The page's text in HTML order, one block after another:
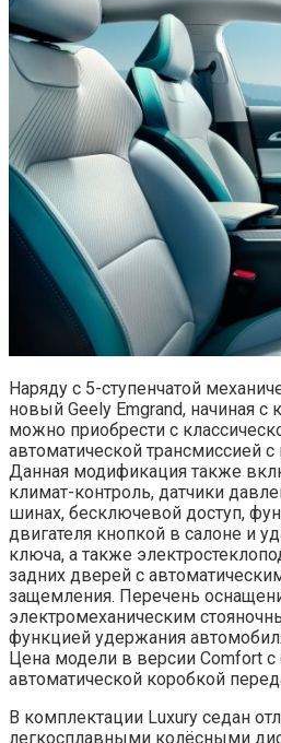
Наряду с 5-ступенчатой
новый Geely Emgrand, начиная с
можно приобрести с
автоматической трансмиссией
Данная модификация также
климат-контроль, датчики
шинах, бесключевой доступ,
двигателя кнопкой в салоне и
ключа, а также
задних дверей с
защемления. Перечень
электромеханическим
функцией удержания
Цена модели в версии Comfort с
автоматической коробкой
В комплектации Luxury седан
легкосплавными колёсными